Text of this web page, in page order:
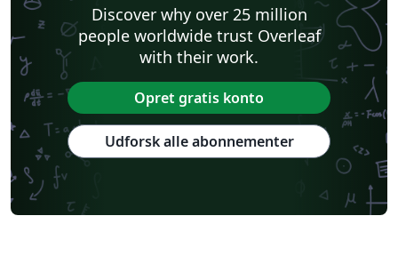
Discover why over 25 million
people worldwide trust Overleaf
with their work.
Opret gratis konto
Udforsk alle abonnementer